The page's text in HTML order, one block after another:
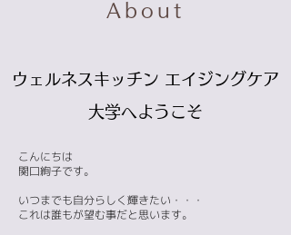
About
ウェルネスキッチン エイジングケア
大学へようこそ
こんにちは
関口絢子です。
いつまでも自分らしく輝きたい・・・
これは誰もが望む事だと思います。